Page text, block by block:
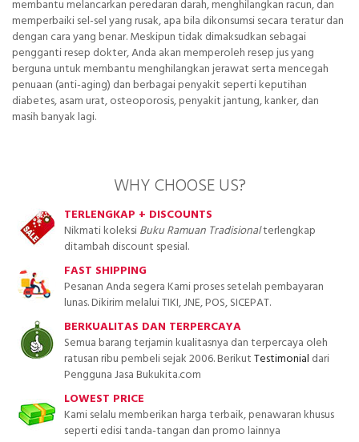
membantu melancarkan peredaran darah, menghilangkan racun, dan
memperbaiki sel-sel yang rusak, apa bila dikonsumsi secara teratur dan
dengan cara yang benar. Meskipun tidak dimaksudkan sebagai
pengganti resep dokter, Anda akan memperoleh resep jus yang
berguna untuk membantu menghilangkan jerawat serta mencegah
penuaan (anti-aging) dan berbagai penyakit seperti keputihan
diabetes, asam urat, osteoporosis, penyakit jantung, kanker, dan
masih banyak lagi.
WHY CHOOSE US?
TERLENGKAP + DISCOUNTS
Nikmati koleksiBuku Ramuan Tradisionalterlengkap
ditambah discount spesial.
FAST SHIPPING
Pesanan Anda segera Kami proses setelah pembayaran
lunas. Dikirim melalui TIKI, JNE, POS, SICEPAT.
BERKUALITAS DAN TERPERCAYA
Semua barang terjamin kualitasnya dan terpercaya oleh
ratusan ribu pembeli sejak 2006. BerikutTestimonial dari
Pengguna Jasa Bukukita.com
LOWEST PRICE
Kami selalu memberikan harga terbaik, penawaran khusus
seperti edisi tanda-tangan dan promo lainnya